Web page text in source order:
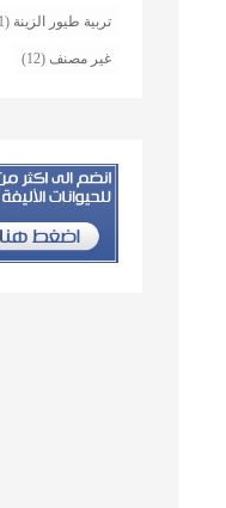
تربية طيور الزينة (21)
غير مصنف (12)